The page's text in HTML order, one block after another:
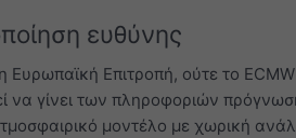
ευθύνης
Ευρωπαϊκή Επιτροπή, ούτε το
να γίνει των πληροφοριών
μοντέλο με χωρική